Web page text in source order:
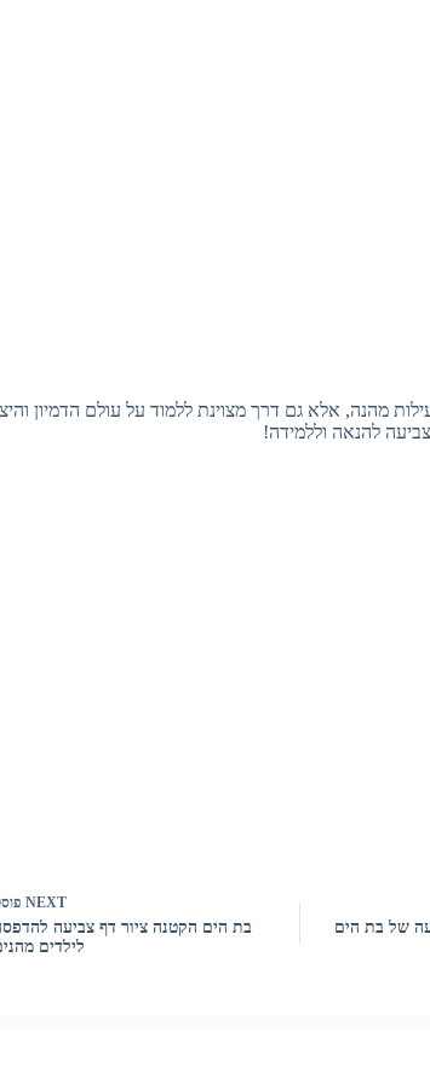
מהנה, אלא גם דרך מצוינת ללמוד על עולם הדמיון
להנאה וללמידה!
של בת הים
NEXT
בת הים הקטנה ציור דף צביעה
לילדים